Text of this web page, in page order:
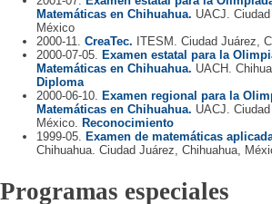
Matemáticas en Chihuahua. UACJ.
México
2000-11. CreaTec. ITESM. Ciudad Juárez,
2000-07-05. Examen estatal para la
Matemáticas en Chihuahua. UACH.
Diploma
2000-06-10. Examen regional para la
Matemáticas en Chihuahua. UACJ.
México. Reconocimiento
1999-05. Examen de matemáticas
Chihuahua. Ciudad Juárez, Chihuahua,
Programas especiales